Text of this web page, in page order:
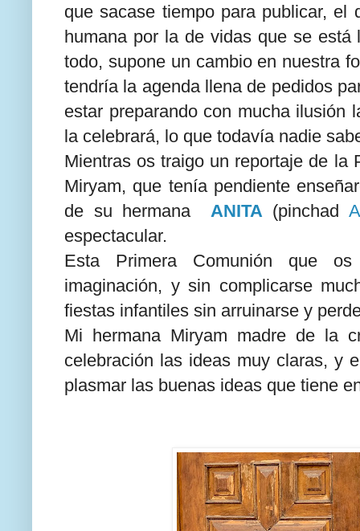
que sacase tiempo para publicar, el
humana por la de vidas que se
todo, supone un cambio en nuestra
tendría la agenda llena de pedidos
estar preparando con mucha ilusión
la celebrará, lo que todavía nadie
Mientras os traigo un reportaje de la
Miryam, que tenía pendiente
de su hermana
ANITA (pinchad
espectacular.
Esta Primera Comunión que
imaginación, y sin complicarse
fiestas infantiles sin arruinarse y
Mi hermana Miryam madre de la
celebración las ideas muy claras, y
plasmar las buenas ideas que tiene